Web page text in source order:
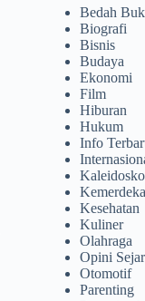
Bedah
Biografi
Bisnis
Budaya
Ekonomi
Film
Hiburan
Hukum
Info
Kesehatan
Kuliner
Olahraga
Opini
Otomotif
Parenting